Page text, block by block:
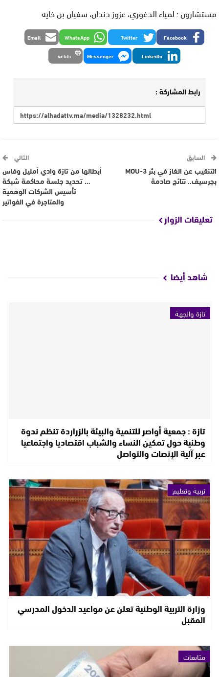
مستشارون : لمياء الدغوري، عزوز دندان، سفيان بن خاية
Facebook
Twitter
WhatsApp
Email
LinkedIn
Messenger طباعة
رابط المشاركة :
السابق
التنقيب عن الغاز في بئر MOU-3
بجرسيف.. نتائج صادمة
التالي
أبطالها من تازة وادي أمليل وفاس
… تحديد جلسة محاكمة شبكة
تأسيس الشركات الوهمية
والمتاجرة في الفواتير
تعليقات الزوار
شاهد أيضا
تازة والجهة
تازة : جمعية أواصر للتنمية والبيئة بالزراردة تنظم ندوة
وطنية حول تمكين النساء والشباب اقتصاديا واجتماعيا
عبر آلية الإنصات والتواصل
تربية وتعليم
وزارة التربية الوطنية تعلن عن مواعيد الدخول المدرسي
المقبل
متابعات